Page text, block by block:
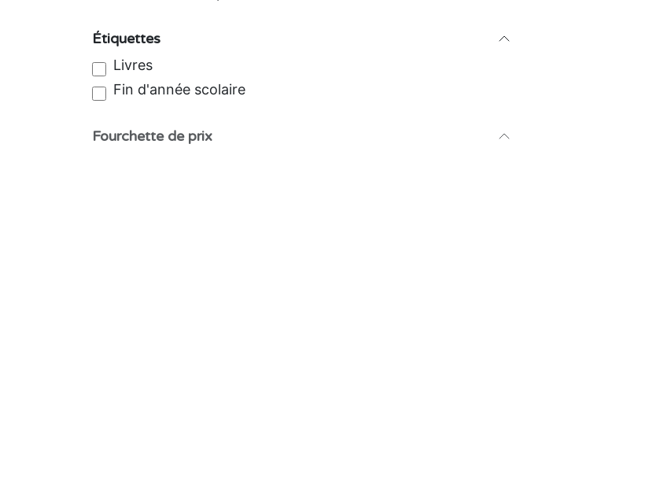
Étiquettes
Livres
Fin d'année scolaire
Fourchette de prix